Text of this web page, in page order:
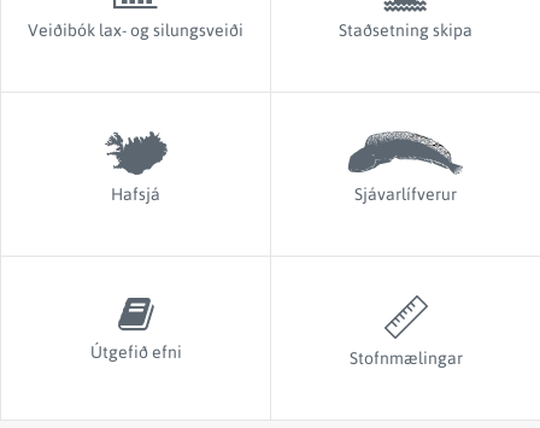
Veiðibók lax- og silungsveiði Staðsetning skipa
Hafsjá Sjávarlífverur
Útgefið efni Stofnmælingar